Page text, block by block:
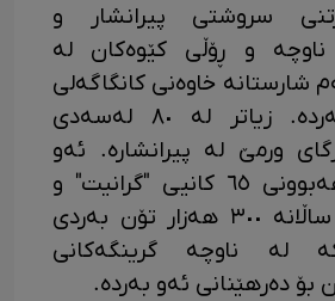
بە وەبەرچاوگرتنی سروشتی پیرانشار‎ و
ناوچە و ڕۆڵی کێوەکان لە
سازدانی بەرد، ئەم شارستانە‎ خاوەنی کانگاگەلی
دەوڵەمەندی بەردە. زیاتر لە ٨٠ لەسەدی
ورمێ لە پیرانشارە. ئەو
شارستانە بە ھەبوونی ٦٥ کانیی "گرانیت" و
بەرھەمھێنانی ساڵانە ٣٠٠ ھەزار تۆن بەردی
لە ناوچە گرینگەکانی
بۆ دەرھێنانی ئەو بەردە.